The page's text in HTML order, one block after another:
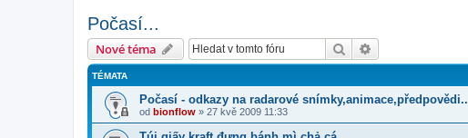
Počasí...
Nové téma Hledat
TÉMATA
Počasí - odkazy na radarové snímky,animace,předpovědi..
od bionflow » 27 kvě 2009 11:33